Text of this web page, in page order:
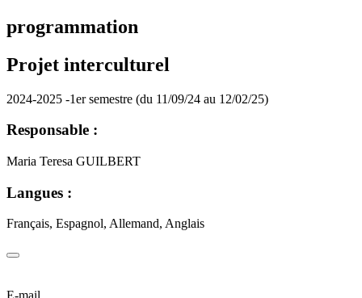
programmation
Projet interculturel
2024-2025 -1er semestre (du 11/09/24 au 12/02/25)
Responsable :
Maria Teresa GUILBERT
Langues :
Français, Espagnol, Allemand, Anglais